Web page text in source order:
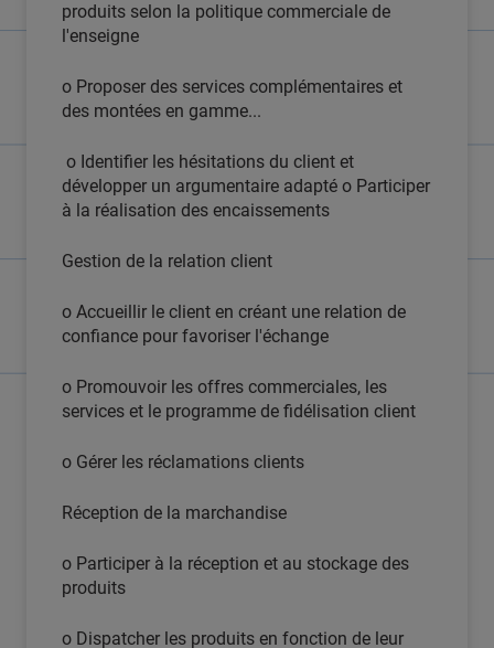
produits selon la politique commerciale de
l'enseigne
o Proposer des services complémentaires et
des montées en gamme...
o Identifier les hésitations du client et
développer un argumentaire adapté o Participer
à la réalisation des encaissements
Gestion de la relation client
o Accueillir le client en créant une relation de
confiance pour favoriser l'échange
o Promouvoir les offres commerciales, les
services et le programme de fidélisation client
o Gérer les réclamations clients
Réception de la marchandise
o Participer à la réception et au stockage des
produits
o Dispatcher les produits en fonction de leur